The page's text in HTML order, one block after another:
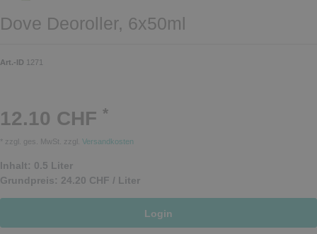
Dove Deoroller, 6x50ml
Art.-ID 1271
12.10 CHF *
* zzgl. ges. MwSt. zzgl. Versandkosten
Inhalt: 0.5 Liter
Grundpreis: 24.20 CHF / Liter
Login